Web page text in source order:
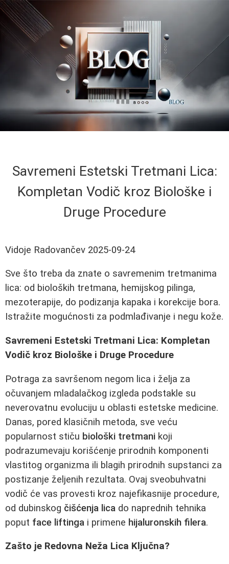
Savremeni Estetski Tretmani Lica:
Kompletan Vodič kroz Biološke i
Druge Procedure
Vidoje Radovančev 2025-09-24
Sve što treba da znate o savremenim tretmanima
lica: od bioloških tretmana, hemijskog pilinga,
mezoterapije, do podizanja kapaka i korekcije bora.
Istražite mogućnosti za podmlađivanje i negu kože.
Savremeni Estetski Tretmani Lica: Kompletan
Vodič kroz Biološke i Druge Procedure
Potraga za savršenom negom lica i želja za
očuvanjem mladalačkog izgleda podstakle su
neverovatnu evoluciju u oblasti estetske medicine.
Danas, pored klasičnih metoda, sve veću
popularnost stiču biološki tretmani koji
podrazumevaju korišćenje prirodnih komponenti
vlastitog organizma ili blagih prirodnih supstanci za
postizanje željenih rezultata. Ovaj sveobuhvatni
vodič će vas provesti kroz najefikasnije procedure,
od dubinskog čišćenja lica do naprednih tehnika
poput face liftinga i primene hijaluronskih filera.
Zašto je Redovna Neža Lica Ključna?